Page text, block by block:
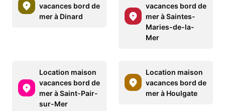
vacances bord de
mer à Dinard
vacances bord de
mer à Saintes-
Maries-de-la-
Mer
Location maison
vacances bord de
mer à Saint-Pair-
sur-Mer
Location maison
vacances bord de
mer à Houlgate